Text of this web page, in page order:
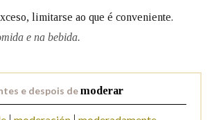
limitarse ao que é conveniente.
e na bebida.
e despois demoderar